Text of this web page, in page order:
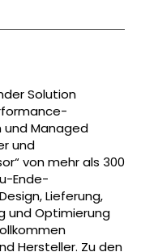
Solution
und Managed
und
von mehr als 300
Ende-
Lieferung,
und Optimierung
Hersteller. Zu den